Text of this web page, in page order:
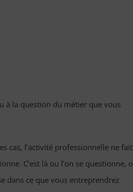
à la question du métier que vous
cas, l’activité professionnelle ne
C’est là ou l’on se questionne,
dans ce que vous entreprendrez